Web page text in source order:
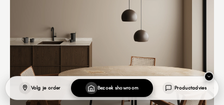
Volg je order Bezoek showroom Productadvies